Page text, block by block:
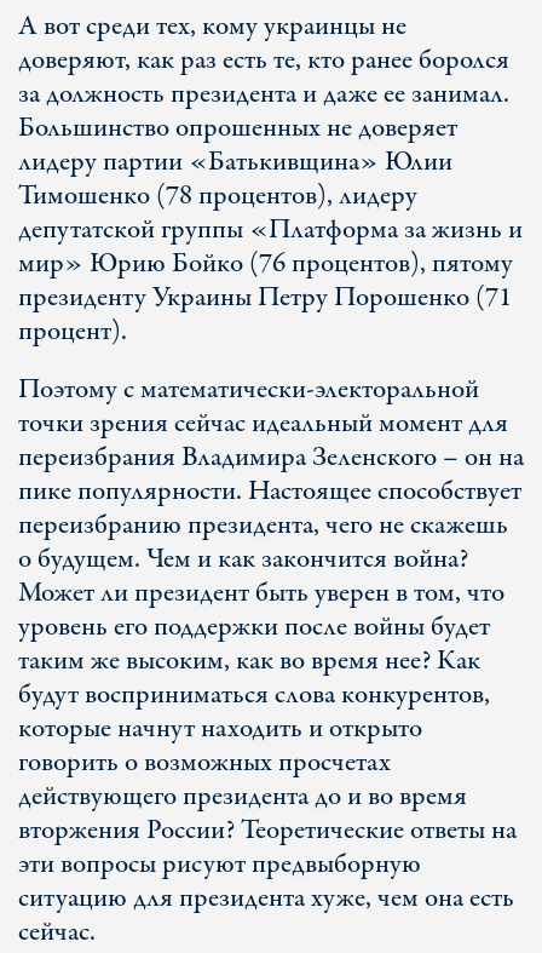
А вот среди тех, кому украинцы не
доверяют, как раз есть те, кто ранее боролся
за должность президента и даже ее занимал.
Большинство опрошенных не доверяет
лидеру партии «Батькивщина» Юлии
Тимошенко (78 процентов), лидеру
депутатской группы «Платформа за жизнь и
мир» Юрию Бойко (76 процентов), пятому
президенту Украины Петру Порошенко (71
процент).
Поэтому с математически-электоральной
точки зрения сейчас идеальный момент для
переизбрания Владимира Зеленского – он на
пике популярности. Настоящее способствует
переизбранию президента, чего не скажешь
о будущем. Чем и как закончится война?
Может ли президент быть уверен в том, что
уровень его поддержки после войны будет
таким же высоким, как во время нее? Как
будут восприниматься слова конкурентов,
которые начнут находить и открыто
говорить о возможных просчетах
действующего президента до и во время
вторжения России? Теоретические ответы на
эти вопросы рисуют предвыборную
ситуацию для президента хуже, чем она есть
сейчас.